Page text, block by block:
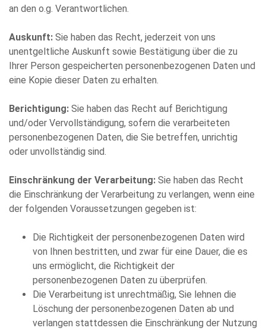
an den o.g. Verantwortlichen.
Auskunft: Sie haben das Recht, jederzeit von uns
unentgeltliche Auskunft sowie Bestätigung über die zu
Ihrer Person gespeicherten personenbezogenen Daten und
eine Kopie dieser Daten zu erhalten.
Berichtigung: Sie haben das Recht auf Berichtigung
und/oder Vervollständigung, sofern die verarbeiteten
personenbezogenen Daten, die Sie betreffen, unrichtig
oder unvollständig sind.
Einschränkung der Verarbeitung: Sie haben das Recht
die Einschränkung der Verarbeitung zu verlangen, wenn eine
der folgenden Voraussetzungen gegeben ist:
Die Richtigkeit der personenbezogenen Daten wird
von Ihnen bestritten, und zwar für eine Dauer, die es
uns ermöglicht, die Richtigkeit der
personenbezogenen Daten zu überprüfen.
Die Verarbeitung ist unrechtmäßig, Sie lehnen die
Löschung der personenbezogenen Daten ab und
verlangen stattdessen die Einschränkung der Nutzung